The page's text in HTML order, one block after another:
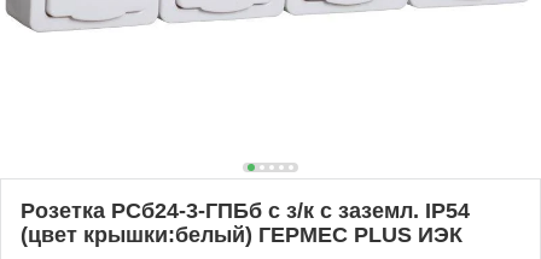
Розетка РСб24-3-ГПБб с з/к с заземл. IP54
(цвет крышки:белый) ГЕРМЕС PLUS ИЭК